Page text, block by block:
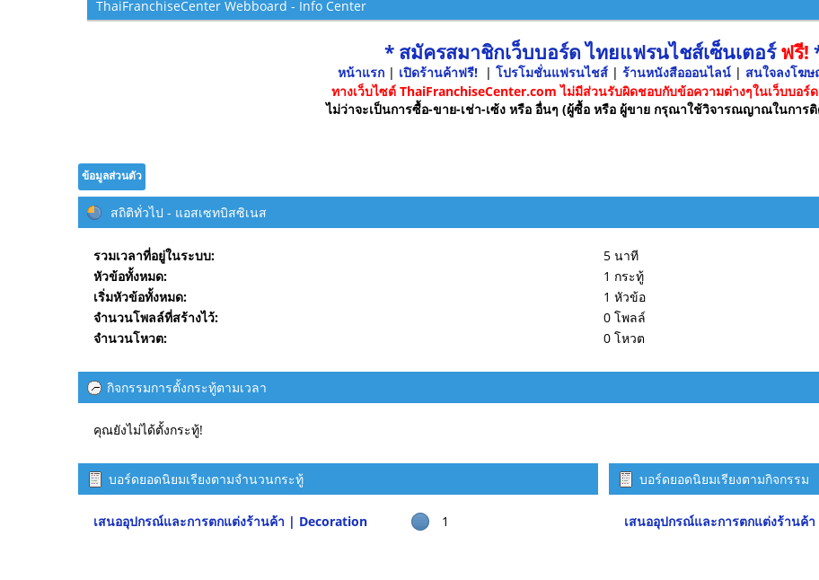
ThaiFranchiseCenter Webboard - Info Center
* สมัครสมาชิกเว็บบอร์ด ไทยแฟรนไชส์เซ็นเตอร์ฟรี!
หน้าแรก| เปิดร้านค้าฟรี! | โปรโมชั่นแฟรนไชส์ | ร้านหนังสือออนไลน์ | สนใจลงโฆ
ทางเว็บไซต์ ThaiFranchiseCenter.com ไม่มีส่วนรับผิดชอบกับข้อความต่างๆในเว็บบอร์
ไม่ว่าจะเป็นการซื้อ-ขาย-เช่า-เซ้ง หรือ อื่นๆ (ผู้ซื้อ หรือ ผู้ขาย กรุณาใช้วิจารณญาณในการ
ข้อมูลส่วนตัว
สถิติทั่วไป - แอสเซทบิสซิเนส
รวมเวลาที่อยู่ในระบบ:
5 นาที
หัวข้อทั้งหมด:
1 กระทู้
เริ่มหัวข้อทั้งหมด:
1 หัวข้อ
จำนวนโพลล์ที่สร้างไว้:
0 โพลล์
จำนวนโหวต:
0 โหวต
กิจกรรมการตั้งกระทู้ตามเวลา
คุณยังไม่ได้ตั้งกระทู้!
บอร์ดยอดนิยมเรียงตามจำนวนกระทู้
เสนออุปกรณ์และการตกแต่งร้านค้า | Decoration 1
บอร์ดยอดนิยมเรียงตามกิจกรรม
เสนออุปกรณ์และการตกแต่งร้านค้